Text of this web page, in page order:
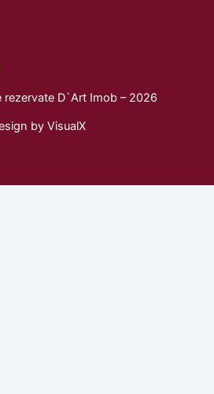
rezervate D`Art Imob – 2026
by VisualX